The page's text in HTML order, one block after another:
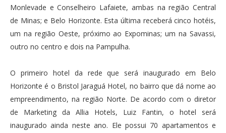
Monlevade e Conselheiro Lafaiete, ambas na região Central
de Minas; e Belo Horizonte. Esta última receberá cinco hotéis,
um na região Oeste, próximo ao Expominas; um na Savassi,
outro no centro e dois na Pampulha.
O primeiro hotel da rede que será inaugurado em Belo
Horizonte é o Bristol Jaraguá Hotel, no bairro que dá nome ao
empreendimento, na região Norte. De acordo com o diretor
de Marketing da Allia Hotels, Luiz Fantin, o hotel será
inaugurado ainda neste ano. Ele possui 70 apartamentos e